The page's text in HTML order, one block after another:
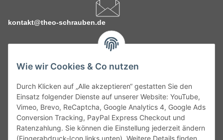
Wie wir Cookies & Co nutzen
Durch Klicken auf „Alle akzeptieren“ gestatten Sie den
Einsatz folgender Dienste auf unserer Website: YouTube,
Vimeo, Brevo, ReCaptcha, Google Analytics 4, Google Ads
Conversion Tracking, PayPal Express Checkout und
Ratenzahlung. Sie können die Einstellung jederzeit ändern
(Fingerabdruck-Icon links unten). Weitere Details finden
kontakt@theo-schrauben.de
Service
Gesetzliche Informationen